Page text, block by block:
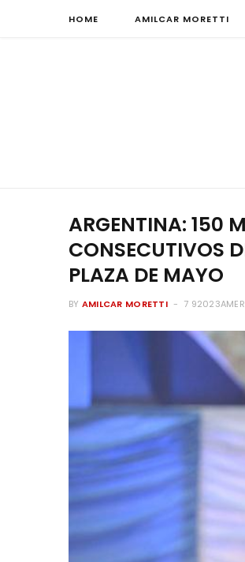
HOME AMILCAR MORETTI
ARGENTINA: 150
CONSECUTIVOS
PLAZA DE MAYO
BY AMILCAR MORETTI 7